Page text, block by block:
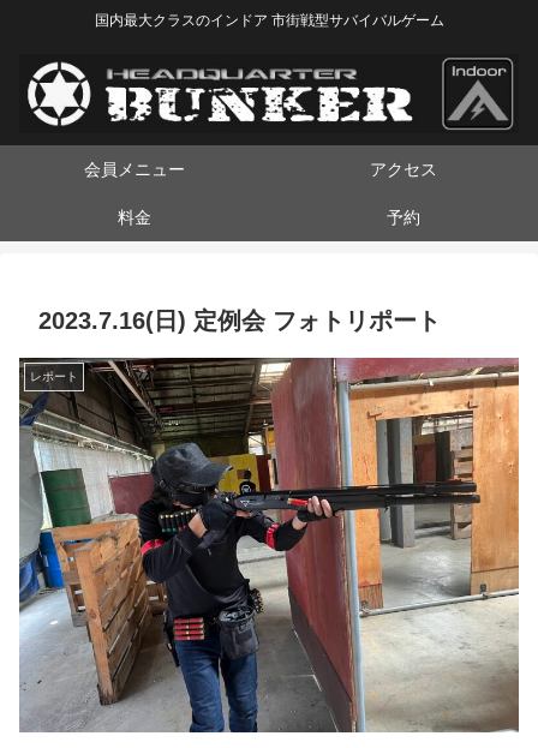
国内最大クラスのインドア 市街戦型サバイバルゲーム
会員メニュー アクセス
料金 予約
2023.7.16(日) 定例会 フォトリポート
レポート